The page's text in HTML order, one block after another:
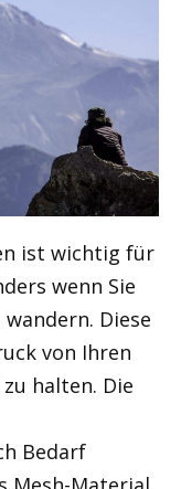
ist wichtig für
wenn Sie
Diese
von Ihren
halten. Die
Bedarf